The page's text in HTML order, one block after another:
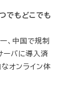
でもどこでも
、中国で規制
ーバに導入済
なオンライン体